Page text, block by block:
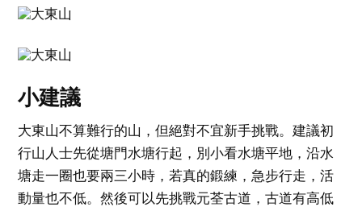
小建議
大東山不算難行的山，但絕對不宜新手挑戰。建議初
行山人士先從塘門水塘行起，別小看水塘平地，沿水
塘走一圈也要兩三小時，若真的鍛練，急步行走，活
動量也不低。然後可以先挑戰元荃古道，古道有高低